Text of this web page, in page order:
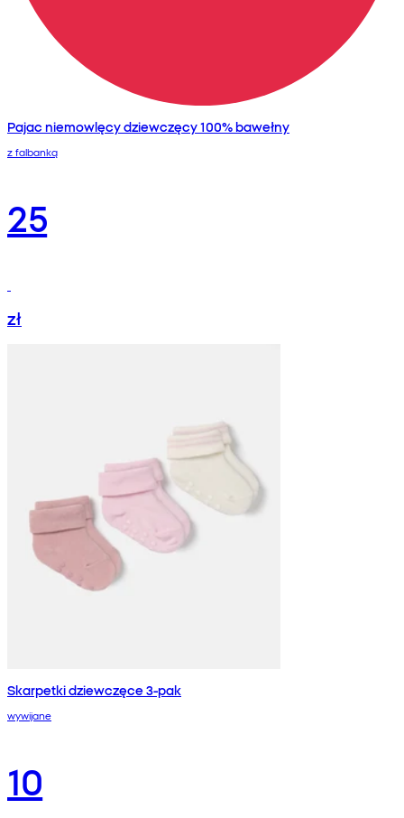
Pajac niemowlęcy dziewczęcy 100% bawełny
z falbanką
25
zł
Skarpetki dziewczęce 3-pak
wywijane
10